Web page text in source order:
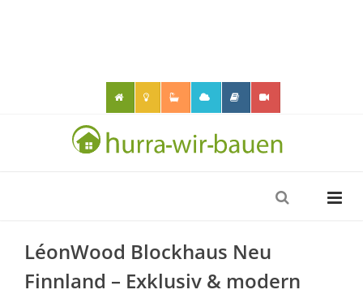
LéonWood Blockhaus Neu
Finnland – Exklusiv & modern